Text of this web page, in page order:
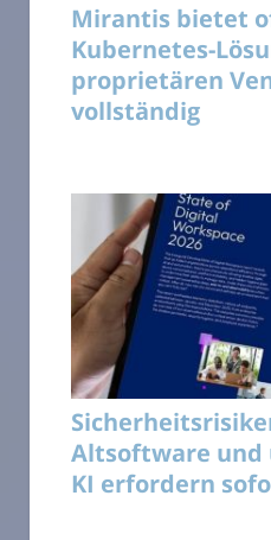
Mirantis bietet
Kubernetes-
proprietären
vollständig
Altsoftware
KI erfordern